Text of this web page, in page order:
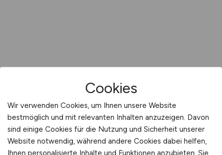
Cookies
Wir verwenden Cookies, um Ihnen unsere Website
bestmöglich und mit relevanten Inhalten anzuzeigen. Davon
sind einige Cookies für die Nutzung und Sicherheit unserer
Website notwendig, während andere Cookies dabei helfen,
Ihnen personalisierte Inhalte und Funktionen anzubieten. Sie